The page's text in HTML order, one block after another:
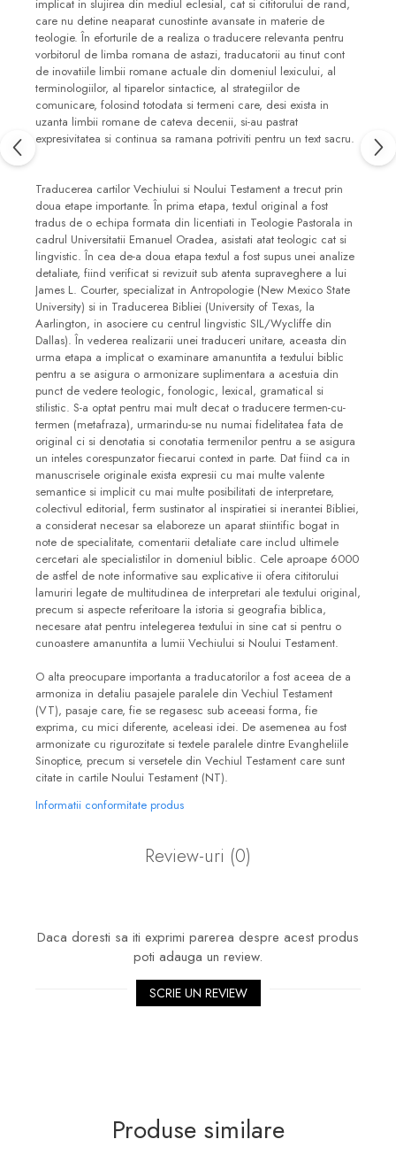
implicat in slujirea din mediul eclesial, cat si cititorului de rand,
care nu detine neaparat cunostinte avansate in materie de
teologie. În eforturile de a realiza o traducere relevanta pentru
vorbitorul de limba romana de astazi, traducatorii au tinut cont
de inovatiile limbii romane actuale din domeniul lexicului, al
terminologiilor, al tiparelor sintactice, al strategiilor de
comunicare, folosind totodata si termeni care, desi exista in
uzanta limbii romane de cateva decenii, si-au pastrat
expresivitatea si continua sa ramana potriviti pentru un text sacru.
Traducerea cartilor Vechiului si Noului Testament a trecut prin
doua etape importante. În prima etapa, textul original a fost
tradus de o echipa formata din licentiati in Teologie Pastorala in
cadrul Universitatii Emanuel Oradea, asistati atat teologic cat si
lingvistic. În cea de-a doua etapa textul a fost supus unei analize
detaliate, fiind verificat si revizuit sub atenta supraveghere a lui
James L. Courter, specializat in Antropologie (New Mexico State
University) si in Traducerea Bibliei (University of Texas, la
Aarlington, in asociere cu centrul lingvistic SIL/Wycliffe din
Dallas). În vederea realizarii unei traduceri unitare, aceasta din
urma etapa a implicat o examinare amanuntita a textului biblic
pentru a se asigura o armonizare suplimentara a acestuia din
punct de vedere teologic, fonologic, lexical, gramatical si
stilistic. S-a optat pentru mai mult decat o traducere termen-cu-
termen (metafraza), urmarindu-se nu numai fidelitatea fata de
original ci si denotatia si conotatia termenilor pentru a se asigura
un inteles corespunzator fiecarui context in parte. Dat fiind ca in
manuscrisele originale exista expresii cu mai multe valente
semantice si implicit cu mai multe posibilitati de interpretare,
colectivul editorial, ferm sustinator al inspiratiei si inerantei Bibliei,
a considerat necesar sa elaboreze un aparat stiintific bogat in
note de specialitate, comentarii detaliate care includ ultimele
cercetari ale specialistilor in domeniul biblic. Cele aproape 6000
de astfel de note informative sau explicative ii ofera cititorului
lamuriri legate de multitudinea de interpretari ale textului original,
precum si aspecte referitoare la istoria si geografia biblica,
necesare atat pentru intelegerea textului in sine cat si pentru o
cunoastere amanuntita a lumii Vechiului si Noului Testament.
O alta preocupare importanta a traducatorilor a fost aceea de a
armoniza in detaliu pasajele paralele din Vechiul Testament
(VT), pasaje care, fie se regasesc sub aceeasi forma, fie
exprima, cu mici diferente, aceleasi idei. De asemenea au fost
armonizate cu rigurozitate si textele paralele dintre Evangheliile
Sinoptice, precum si versetele din Vechiul Testament care sunt
citate in cartile Noului Testament (NT).
Informatii conformitate produs
Review-uri (0)
Daca doresti sa iti exprimi parerea despre acest produs
poti adauga un review.
SCRIE UN REVIEW
Produse similare